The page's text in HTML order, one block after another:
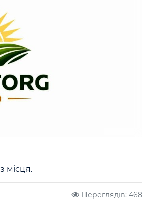
місця.
Переглядів: 468